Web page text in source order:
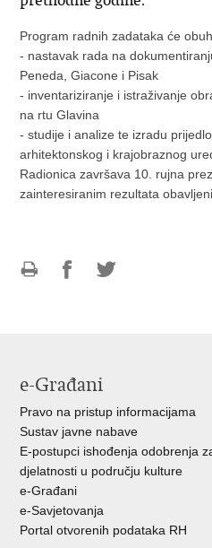
Program radnih zadataka će
- nastavak rada na
Peneda, Giacone i Pisak
- inventariziranje i istraživanje
na rtu Glavina
- studije i analize te izradu
arhitektonskog i krajobraznog
Radionica završava 10. rujna
zainteresiranim rezultata
e-Građani
Pravo na pristup informacijama
Sustav javne nabave
E-postupci ishođenja odobrenja
djelatnosti u području kulture
e-Građani
e-Savjetovanja
Portal otvorenih podataka RH